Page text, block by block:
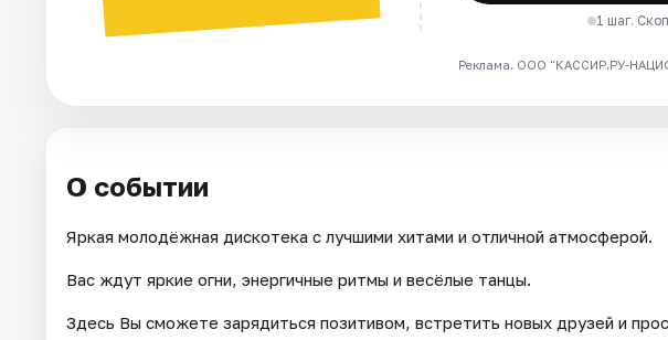
1 шаг.
Реклама. ООО "КАССИР.РУ-
О событии
Яркая молодёжная дискотека с лучшими хитами и отличной атмосферой.
Вас ждут яркие огни, энергичные ритмы и весёлые танцы.
Здесь Вы сможете зарядиться позитивом, встретить новых друзей и